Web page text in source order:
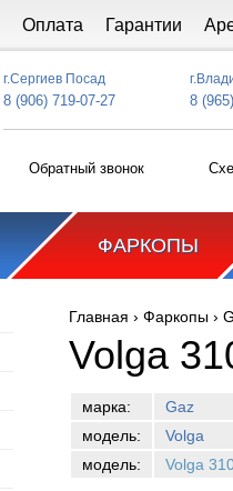
Оплата Гарантии
г.Сергиев Посад
8 (906) 719-07-27 8
Обратный звонок
ФАРКОПЫ
Вы здесь
Главная › Фаркопы ›
Volga
марка:
Gaz
модель:
Volga
модель:
Volga